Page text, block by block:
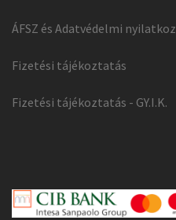
ÁFSZ és Adatvédelmi
Fizetési tájékoztatás
Fizetési tájékoztatás - GY.I.K.